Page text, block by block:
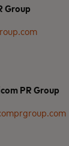
Group
PR Group